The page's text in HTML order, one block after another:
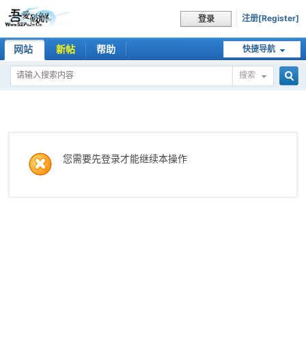
登录 注册[Register]
快捷导航
网站 新帖 帮助
搜索
您需要先登录才能继续本操作